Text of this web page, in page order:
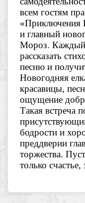
всем гостям
«Приключения
и главный
Мороз. Каждый
рассказать
песню и
Новогодняя
красавицы,
ощущение
Такая встреча
бодрости и
преддверии
торжества.
только